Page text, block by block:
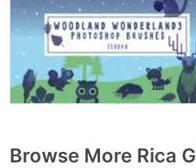
Browse More Rica